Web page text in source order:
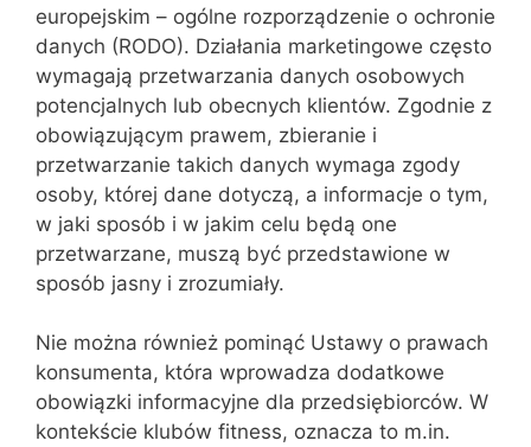
europejskim – ogólne rozporządzenie o ochronie
danych (RODO). Działania marketingowe często
wymagają przetwarzania danych osobowych
potencjalnych lub obecnych klientów. Zgodnie z
obowiązującym prawem, zbieranie i
przetwarzanie takich danych wymaga zgody
osoby, której dane dotyczą, a informacje o tym,
w jaki sposób i w jakim celu będą one
przetwarzane, muszą być przedstawione w
sposób jasny i zrozumiały.
Nie można również pominąć Ustawy o prawach
konsumenta, która wprowadza dodatkowe
obowiązki informacyjne dla przedsiębiorców. W
kontekście klubów fitness, oznacza to m.in.